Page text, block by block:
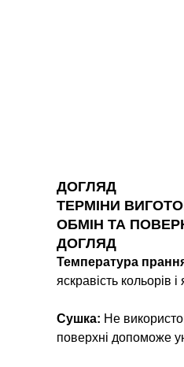
ДОГЛЯД
ТЕРМІНИ
ОБМІН ТА
ДОГЛЯД
Температура
яскравість кольорів і
Сушка: Не
поверхні допоможе